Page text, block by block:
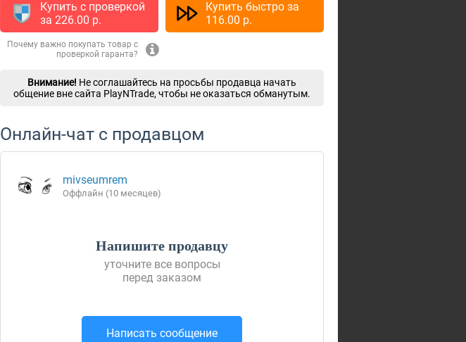
Купить с проверкой
за 226.00 p.
Купить быстро за
116.00 p.
Почему важно покупать товар с
проверкой гаранта?
Внимание! Не соглашайтесь на просьбы продавца начать
общение вне сайта PlayNTrade, чтобы не оказаться обманутым.
Онлайн-чат с продавцом
mivseumrem
Оффлайн (10 месяцев)
Напишите продавцу
уточните все вопросы
перед заказом
Написать сообщение